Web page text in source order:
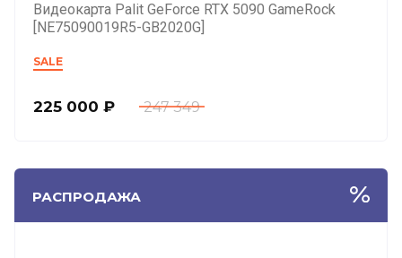
Видеокарта Palit GeForce RTX 5090 GameRock
[NE75090019R5-GB2020G]
SALE
247 349
225 000 ₽
РАСПРОДАЖА